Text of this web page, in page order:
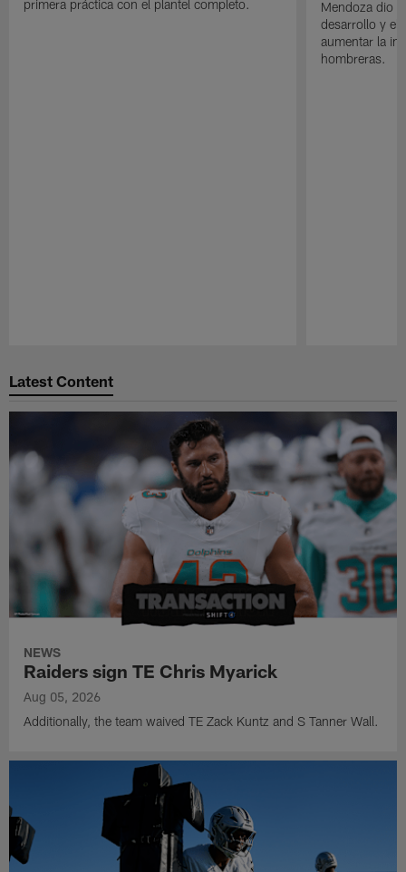
primera práctica con el plantel completo.
Mendoza dio
desarrollo y el
aumentar la
hombreras.
Latest Content
NEWS
Raiders sign TE Chris Myarick
Aug 05, 2026
Additionally, the team waived TE Zack Kuntz and S Tanner Wall.